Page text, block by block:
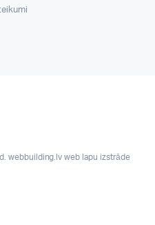
webbuilding.lvweb lapu izstrāde